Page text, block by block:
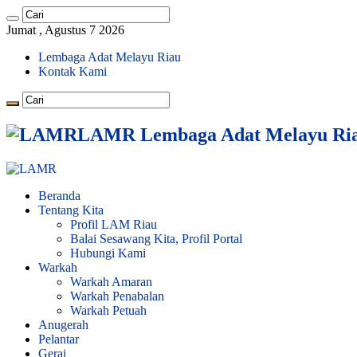
Jumat , Agustus 7 2026
Lembaga Adat Melayu Riau
Kontak Kami
LAMR Lembaga Adat Melayu
Beranda
Tentang Kita
Profil LAM Riau
Balai Sesawang Kita, Profil Portal
Hubungi Kami
Warkah
Warkah Amaran
Warkah Penabalan
Warkah Petuah
Anugerah
Pelantar
Gerai